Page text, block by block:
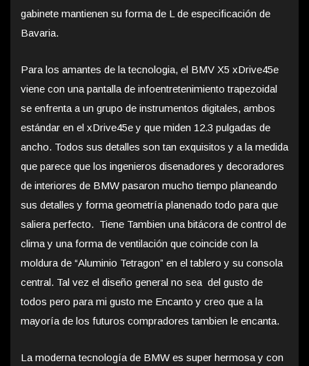
gabinete mantienen su forma de L de especificación de
Bavaria.
Para los amantes de la tecnologia, el BMV X5 xDrive45e
viene con una pantalla de infoentretenimiento trapezoidal
se enfrenta a un grupo de instrumentos digitales, ambos
estándar en el xDrive45e y que miden 12.3 pulgadas de
ancho. Todos sus detalles son tan exquisitos y a la medida
que parece que los ingenieros disenadores y decoradores
de interiores de BMW pasaron mucho tiempo planeando
sus detalles y forma geometría planenado todo para que
saliera perfecto. Tiene Tambien una bitácora de control de
clima y una forma de ventilación que coincide con la
moldura de “Aluminio Tetragon” en el tablero y su consola
central. Tal vez el diseño general no sea del gusto de
todos pero para mi gusto me Encanto y creo que a la
mayoría de los futuros compradores tambien le encanta.
La moderna tecnología de BMW es super hermosa y con